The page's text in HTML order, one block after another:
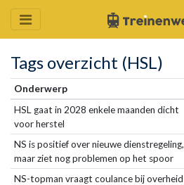
Tags overzicht (HSL)
Onderwerp
HSL gaat in 2028 enkele maanden dicht
voor herstel
NS is positief over nieuwe dienstregeling,
maar ziet nog problemen op het spoor
NS-topman vraagt coulance bij overheid